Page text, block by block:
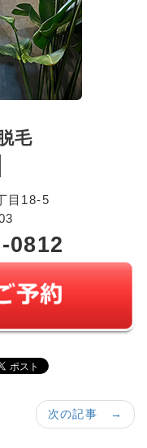
毛
目18-5
0812
次の記事 →